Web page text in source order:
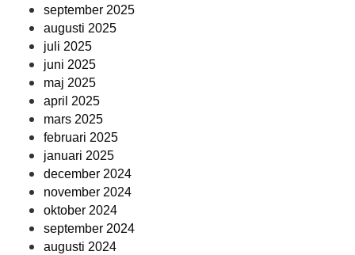
september 2025
augusti 2025
juli 2025
juni 2025
maj 2025
april 2025
mars 2025
februari 2025
januari 2025
december 2024
november 2024
oktober 2024
september 2024
augusti 2024